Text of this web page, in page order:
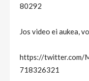
80292
Jos video ei aukea,
https://twitter.com/
718326321